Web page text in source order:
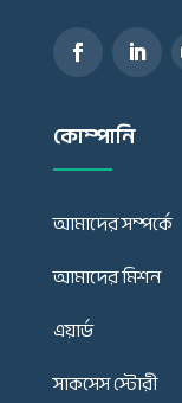
কোম্পানি
আমাদের সম্পর্কে
আমাদের মিশন
এয়ার্ড
সাকসেস স্টোরী